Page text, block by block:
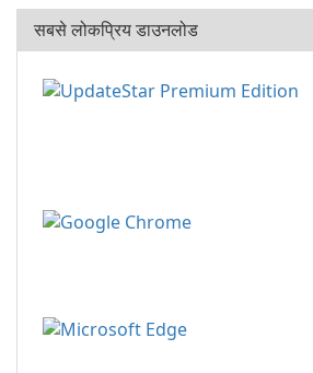
सबसे लोकप्रिय डाउनलोड